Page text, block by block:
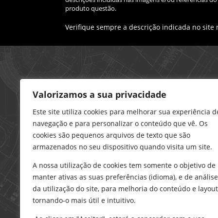
Valorizamos a sua privacidade
Este site utiliza cookies para melhorar sua experiência
navegação e para personalizar o conteúdo que vê. Os
cookies são pequenos arquivos de texto que são
armazenados no seu dispositivo quando visita um site.
A nossa utilização de cookies tem somente o objetivo de
manter ativas as suas preferências (idioma), e de análise
da utilização do site, para melhoria do conteúdo e
tornando-o mais útil e intuitivo.
produto questão.
Verifique sempre a descrição indicada no site
21 296 0195
912 606 251
charneca@delarobia.pt
R. António Andrade, 1116
2820-287 • Charneca da Caparica
Loja – Tires
214 453 329
919 865 192